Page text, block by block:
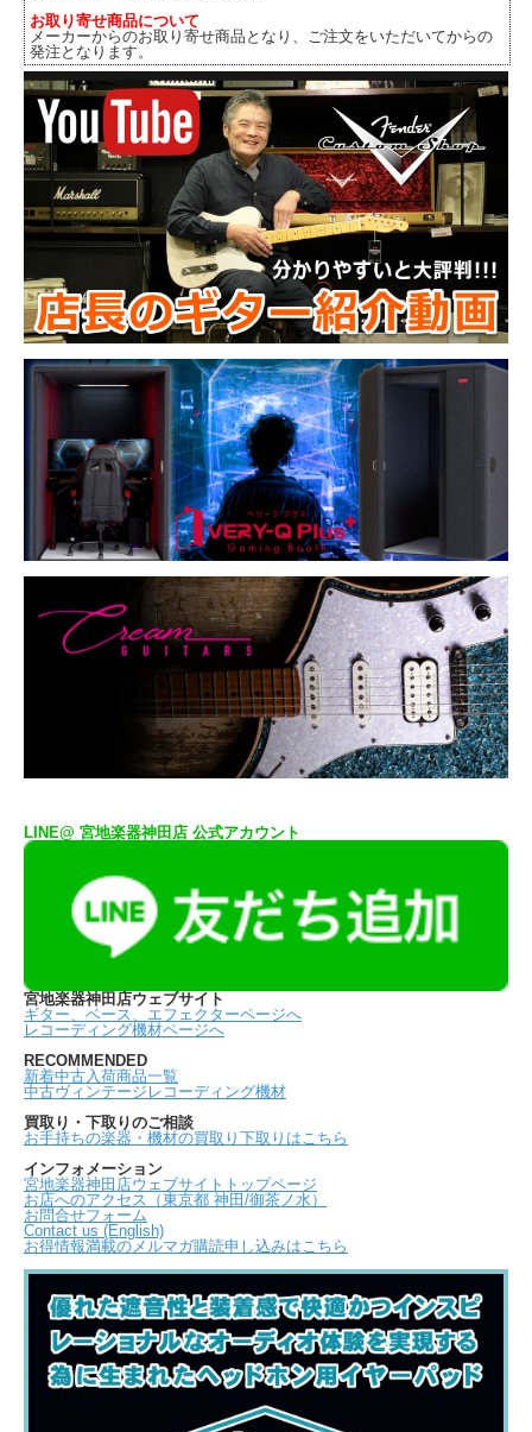
お取り寄せ商品について
メーカーからのお取り寄せ商品となり、ご注文をいただいてからの
発注となります。
LINE@ 宮地楽器神田店 公式アカウント
宮地楽器神田店ウェブサイト
ギター、ベース、エフェクターページへ
レコーディング機材ページへ
RECOMMENDED
新着中古入荷商品一覧
中古ヴィンテージレコーディング機材
買取り・下取りのご相談
お手持ちの楽器・機材の買取り下取りはこちら
インフォメーション
宮地楽器神田店ウェブサイトトップページ
お店へのアクセス（東京都 神田/御茶ノ水）
お問合せフォーム
Contact us (English)
お得情報満載のメルマガ購読申し込みはこちら